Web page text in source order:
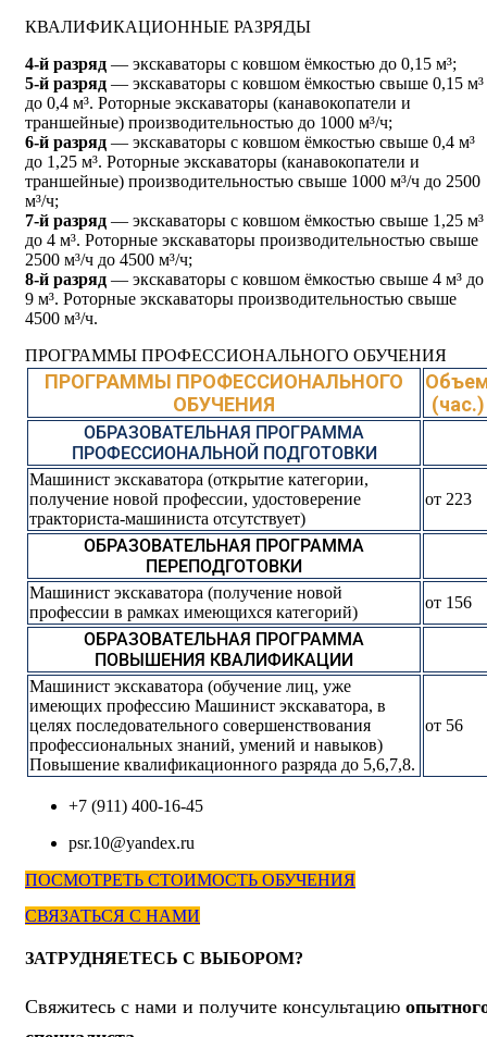
КВАЛИФИКАЦИОННЫЕ РАЗРЯДЫ
4-й разряд — экскаваторы с ковшом ёмкостью до 0,15 м³;
5-й разряд — экскаваторы с ковшом ёмкостью свыше 0,15 м³
до 0,4 м³. Роторные экскаваторы (канавокопатели и
траншейные) производительностью до 1000 м³/ч;
6-й разряд — экскаваторы с ковшом ёмкостью свыше 0,4 м³
до 1,25 м³. Роторные экскаваторы (канавокопатели и
траншейные) производительностью свыше 1000 м³/ч до 2500
м³/ч;
7-й разряд — экскаваторы с ковшом ёмкостью свыше 1,25 м³
до 4 м³. Роторные экскаваторы производительностью свыше
2500 м³/ч до 4500 м³/ч;
8-й разряд — экскаваторы с ковшом ёмкостью свыше 4 м³ до
9 м³. Роторные экскаваторы производительностью свыше
4500 м³/ч.
ПРОГРАММЫ ПРОФЕССИОНАЛЬНОГО ОБУЧЕНИЯ
ПРОГРАММЫ ПРОФЕССИОНАЛЬНОГО
ОБУЧЕНИЯ
(час.)
ОБРАЗОВАТЕЛЬНАЯ ПРОГРАММА
ПРОФЕССИОНАЛЬНОЙ ПОДГОТОВКИ
Машинист экскаватора (открытие категории,
получение новой профессии, удостоверение
тракториста-машиниста отсутствует)
от 223
ОБРАЗОВАТЕЛЬНАЯ ПРОГРАММА
ПЕРЕПОДГОТОВКИ
Машинист экскаватора (получение новой
профессии в рамках имеющихся категорий)
от 156
ОБРАЗОВАТЕЛЬНАЯ ПРОГРАММА
ПОВЫШЕНИЯ КВАЛИФИКАЦИИ
Машинист экскаватора (обучение лиц, уже
имеющих профессию Машинист экскаватора, в
целях последовательного совершенствования
профессиональных знаний, умений и навыков)
Повышение квалификационного разряда до 5,6,7,8.
от 56
+7 (911) 400-16-45
psr.10@yandex.ru
ПОСМОТРЕТЬ СТОИМОСТЬ ОБУЧЕНИЯ
СВЯЗАТЬСЯ С НАМИ
ЗАТРУДНЯЕТЕСЬ С ВЫБОРОМ?
Свяжитесь с нами и получите консультацию